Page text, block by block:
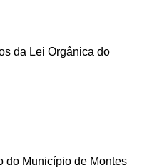
da Lei Orgânica do
do Município de Montes